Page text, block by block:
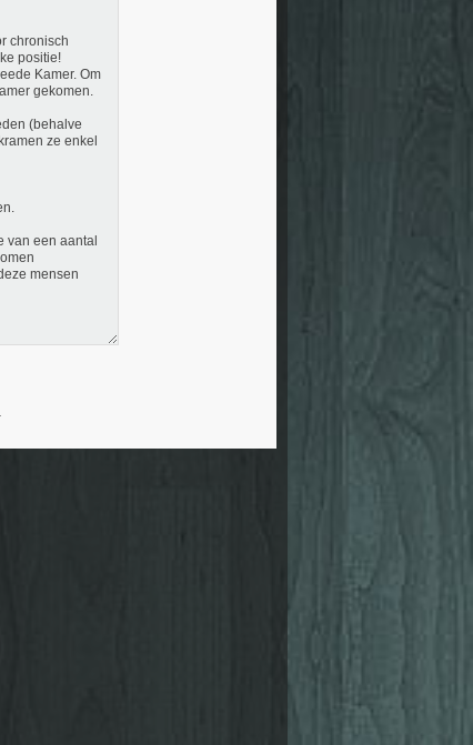
chronisch
positie!
Kamer. Om
gekomen.
(behalve
ze enkel
van een aantal
mensen